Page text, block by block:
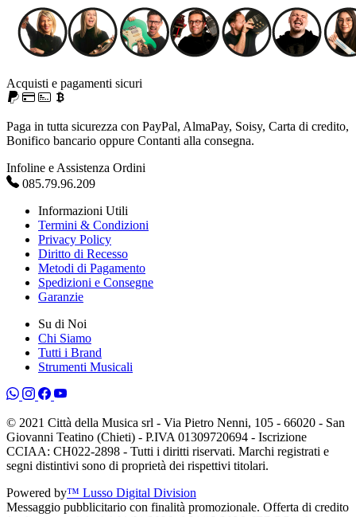
Acquisti e pagamenti sicuri
Paga in tutta sicurezza con PayPal, AlmaPay, Soisy, Carta di credito,
Bonifico bancario oppure Contanti alla consegna.
Infoline e Assistenza Ordini
085.79.96.209
Informazioni Utili
Termini & Condizioni
Privacy Policy
Diritto di Recesso
Metodi di Pagamento
Spedizioni e Consegne
Garanzie
Su di Noi
Chi Siamo
Tutti i Brand
Strumenti Musicali
© 2021 Città della Musica srl - Via Pietro Nenni, 105 - 66020 - San
Giovanni Teatino (Chieti) - P.IVA 01309720694 - Iscrizione
CCIAA: CH022-2898 - Tutti i diritti riservati. Marchi registrati e
segni distintivi sono di proprietà dei rispettivi titolari.
Powered by™ Lusso Digital Division
Messaggio pubblicitario con finalità promozionale. Offerta di credito